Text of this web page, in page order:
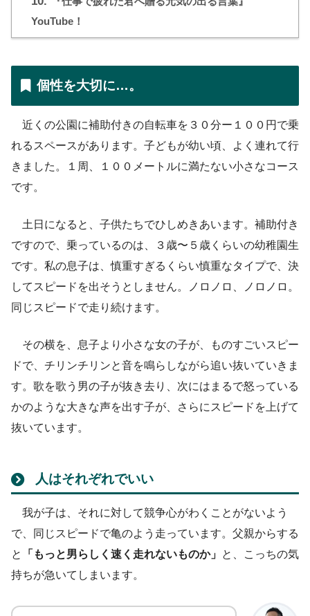
YouTube！
個性を大切に…。
近くの公園に補助付きの自転車を３０分ー１００円で乗
れるスペースがあります。子どもが幼い頃、よく連れて行
きました。１周、１００メートルに満たない小さなコース
です。
土日になると、子供たちでひしめきあいます。補助付き
ですので、乗っているのは、３歳〜５歳くらいの幼稚園生
です。私の息子は、慎重すぎるくらい慎重なタイプで、決
してスピードを出そうとしません。ノロノロ、ノロノロ。
同じスピードで走り続けます。
その横を、息子より小さな女の子が、ものすごいスピー
ドで、チリンチリンと音を鳴らしながら追い抜いていきま
す。歌を歌う男の子が抜き去り、次にはまるで怒っている
かのような大きな声を出す子が、さらにスピードを上げて
抜いています。
人はそれぞれでいい
我が子は、それに対して競争心がわくことがないよう
で、同じスピードで亀のよう走っています。父親からする
と
「もっと男らしく速く走れないものか」 と、こっちの気
持ちが急いてしまいます。